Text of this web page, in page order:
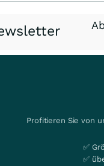
Profitieren Sie von
✅
✅